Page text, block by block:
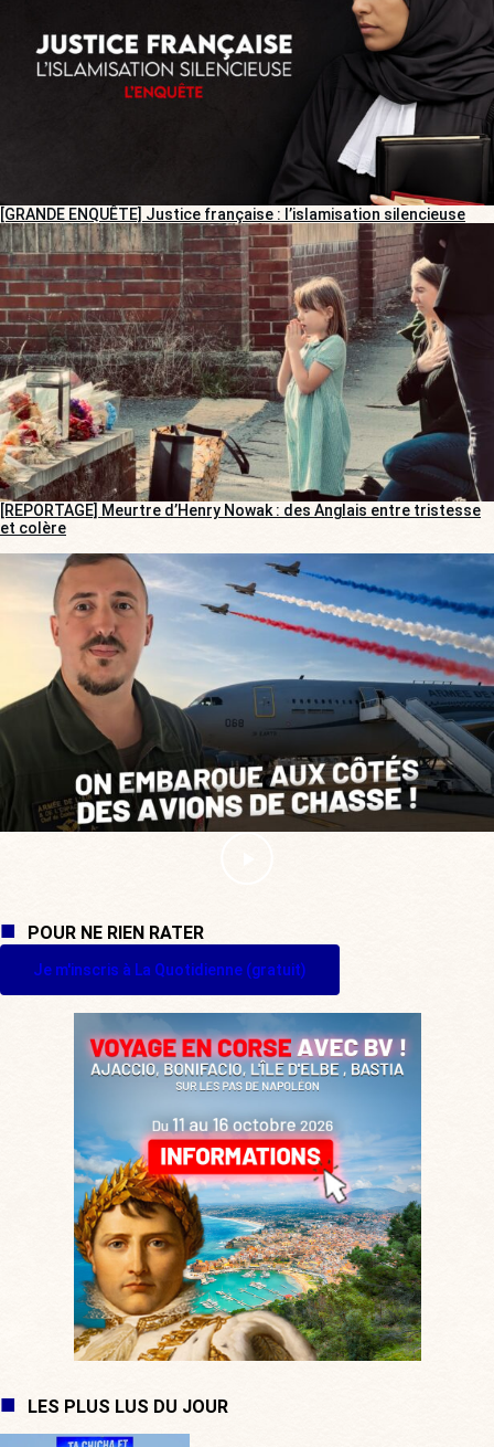
[GRANDE ENQUÊTE] Justice française : l’islamisation silencieuse
[REPORTAGE] Meurtre d’Henry Nowak : des Anglais entre tristesse
et colère
POUR NE RIEN RATER
Je m'inscris à La Quotidienne (gratuit)
LES PLUS LUS DU JOUR